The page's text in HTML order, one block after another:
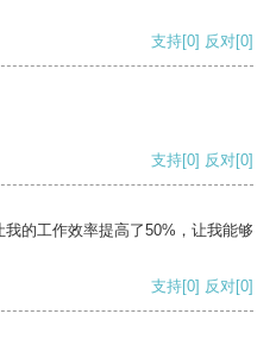
支持[0] 反对[0]
支持[0] 反对[0]
的工作效率提高了50%，让我能够
支持[0] 反对[0]